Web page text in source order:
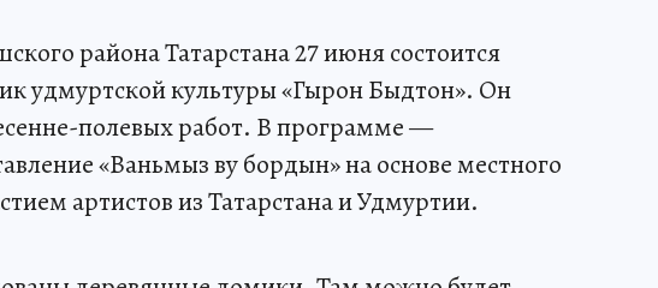
района Татарстана 27 июня состоится
удмуртской культуры «Гырон Быдтон». Он
полевых работ. В программе —
«Ваньмыз ву бордын» на основе местного
артистов из Татарстана и Удмуртии.